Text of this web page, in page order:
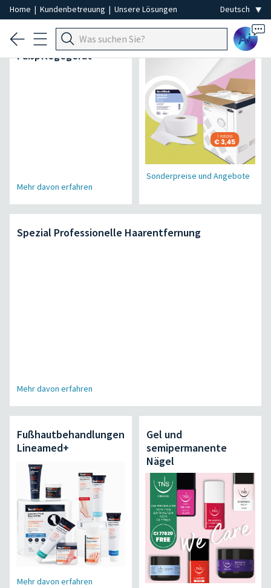
Home | Kundenbetreuung | Unsere Lösungen
Ai
Air Power Pro
Fußpflegegerät
Mehr davon erfahren
Sonderpreise und Angebote
Spezial Professionelle Haarentfernung
Mehr davon erfahren
Fußhautbehandlungen
Lineamed+
Mehr davon erfahren
Gel und
semipermanente
Nägel